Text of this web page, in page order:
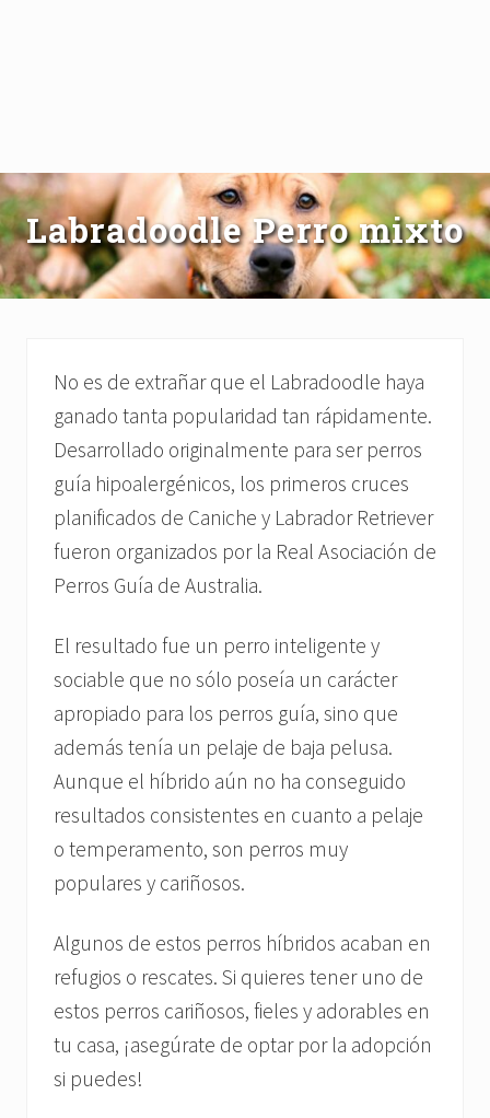
Labradoodle Perro mixto
No es de extrañar que el Labradoodle haya
ganado tanta popularidad tan rápidamente.
Desarrollado originalmente para ser perros
guía hipoalergénicos, los primeros cruces
planificados de Caniche y Labrador Retriever
fueron organizados por la Real Asociación de
Perros Guía de Australia.
El resultado fue un perro inteligente y
sociable que no sólo poseía un carácter
apropiado para los perros guía, sino que
además tenía un pelaje de baja pelusa.
Aunque el híbrido aún no ha conseguido
resultados consistentes en cuanto a pelaje
o temperamento, son perros muy
populares y cariñosos.
Algunos de estos perros híbridos acaban en
refugios o rescates. Si quieres tener uno de
estos perros cariñosos, fieles y adorables en
tu casa, ¡asegúrate de optar por la adopción
si puedes!